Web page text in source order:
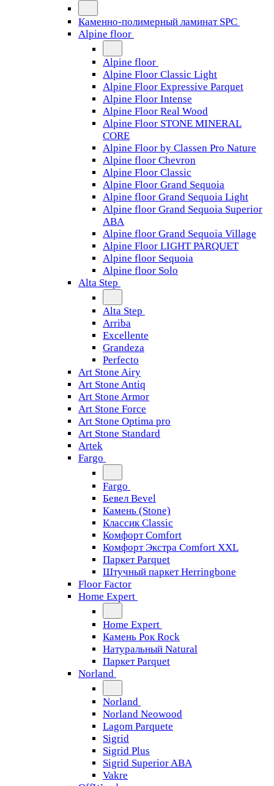
Каменно-полимерный ламинат SPC
Alpine floor
Alpine floor
Alpine Floor Classic Light
Alpine Floor Expressive Parquet
Alpine Floor Intense
Alpine Floor Real Wood
Alpine Floor STONE MINERAL
CORE
Alpine Floor by Classen Pro Nature
Alpine floor Chevron
Alpine Floor Classic
Alpine Floor Grand Sequoia
Alpine floor Grand Sequoia Light
Alpine floor Grand Sequoia Superior
ABA
Alpine floor Grand Sequoia Village
Alpine Floor LIGHT PARQUET
Alpine floor Sequoia
Alpine floor Solo
Alta Step
Alta Step
Arriba
Excellente
Grandeza
Perfecto
Art Stone Airy
Art Stone Antiq
Art Stone Armor
Art Stone Force
Art Stone Optima pro
Art Stone Standard
Artek
Fargo
Fargo
Бевел Bevel
Камень (Stone)
Классик Classic
Комфорт Comfort
Комфорт Экстра Comfort XXL
Паркет Parquet
Штучный паркет Herringbone
Floor Factor
Home Expert
Home Expert
Камень Рок Rock
Натуральный Natural
Паркет Parquet
Norland
Norland
Norland Neowood
Lagom Parquete
Sigrid
Sigrid Plus
Sigrid Superior ABA
Vakre